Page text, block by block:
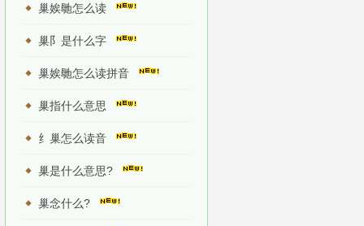
巢娭毑怎么读
巢阝是什么字
巢娭毑怎么读拼音
巢指什么意思
纟巢怎么读音
巢是什么意思?
巢念什么?